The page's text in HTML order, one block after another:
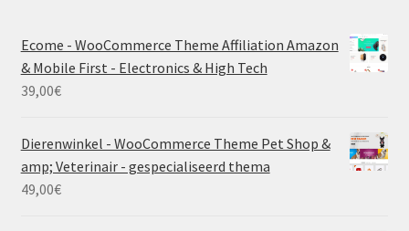
Ecome - WooCommerce Theme Affiliation Amazon
& Mobile First - Electronics & High Tech
39,00€
Dierenwinkel - WooCommerce Theme Pet Shop &
amp; Veterinair - gespecialiseerd thema
49,00€